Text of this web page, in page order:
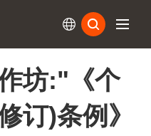
坊:"《个
订)条例》